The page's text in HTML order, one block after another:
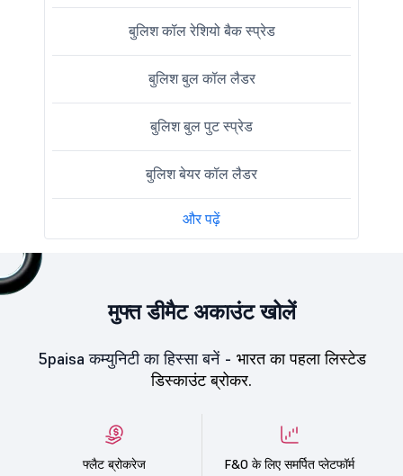
बुलिश कॉल रेशियो बैक स्प्रेड
बुलिश बुल कॉल लैडर
बुलिश बुल पुट स्प्रेड
बुलिश बेयर कॉल लैडर
और पढ़ें
मुफ्त डीमैट अकाउंट खोलें
5paisa कम्युनिटी का हिस्सा बनें - भारत का पहला लिस्टेड
डिस्काउंट ब्रोकर.
फ्लैट ब्रोकरेज F&O के लिए समर्पित प्लेटफॉर्म